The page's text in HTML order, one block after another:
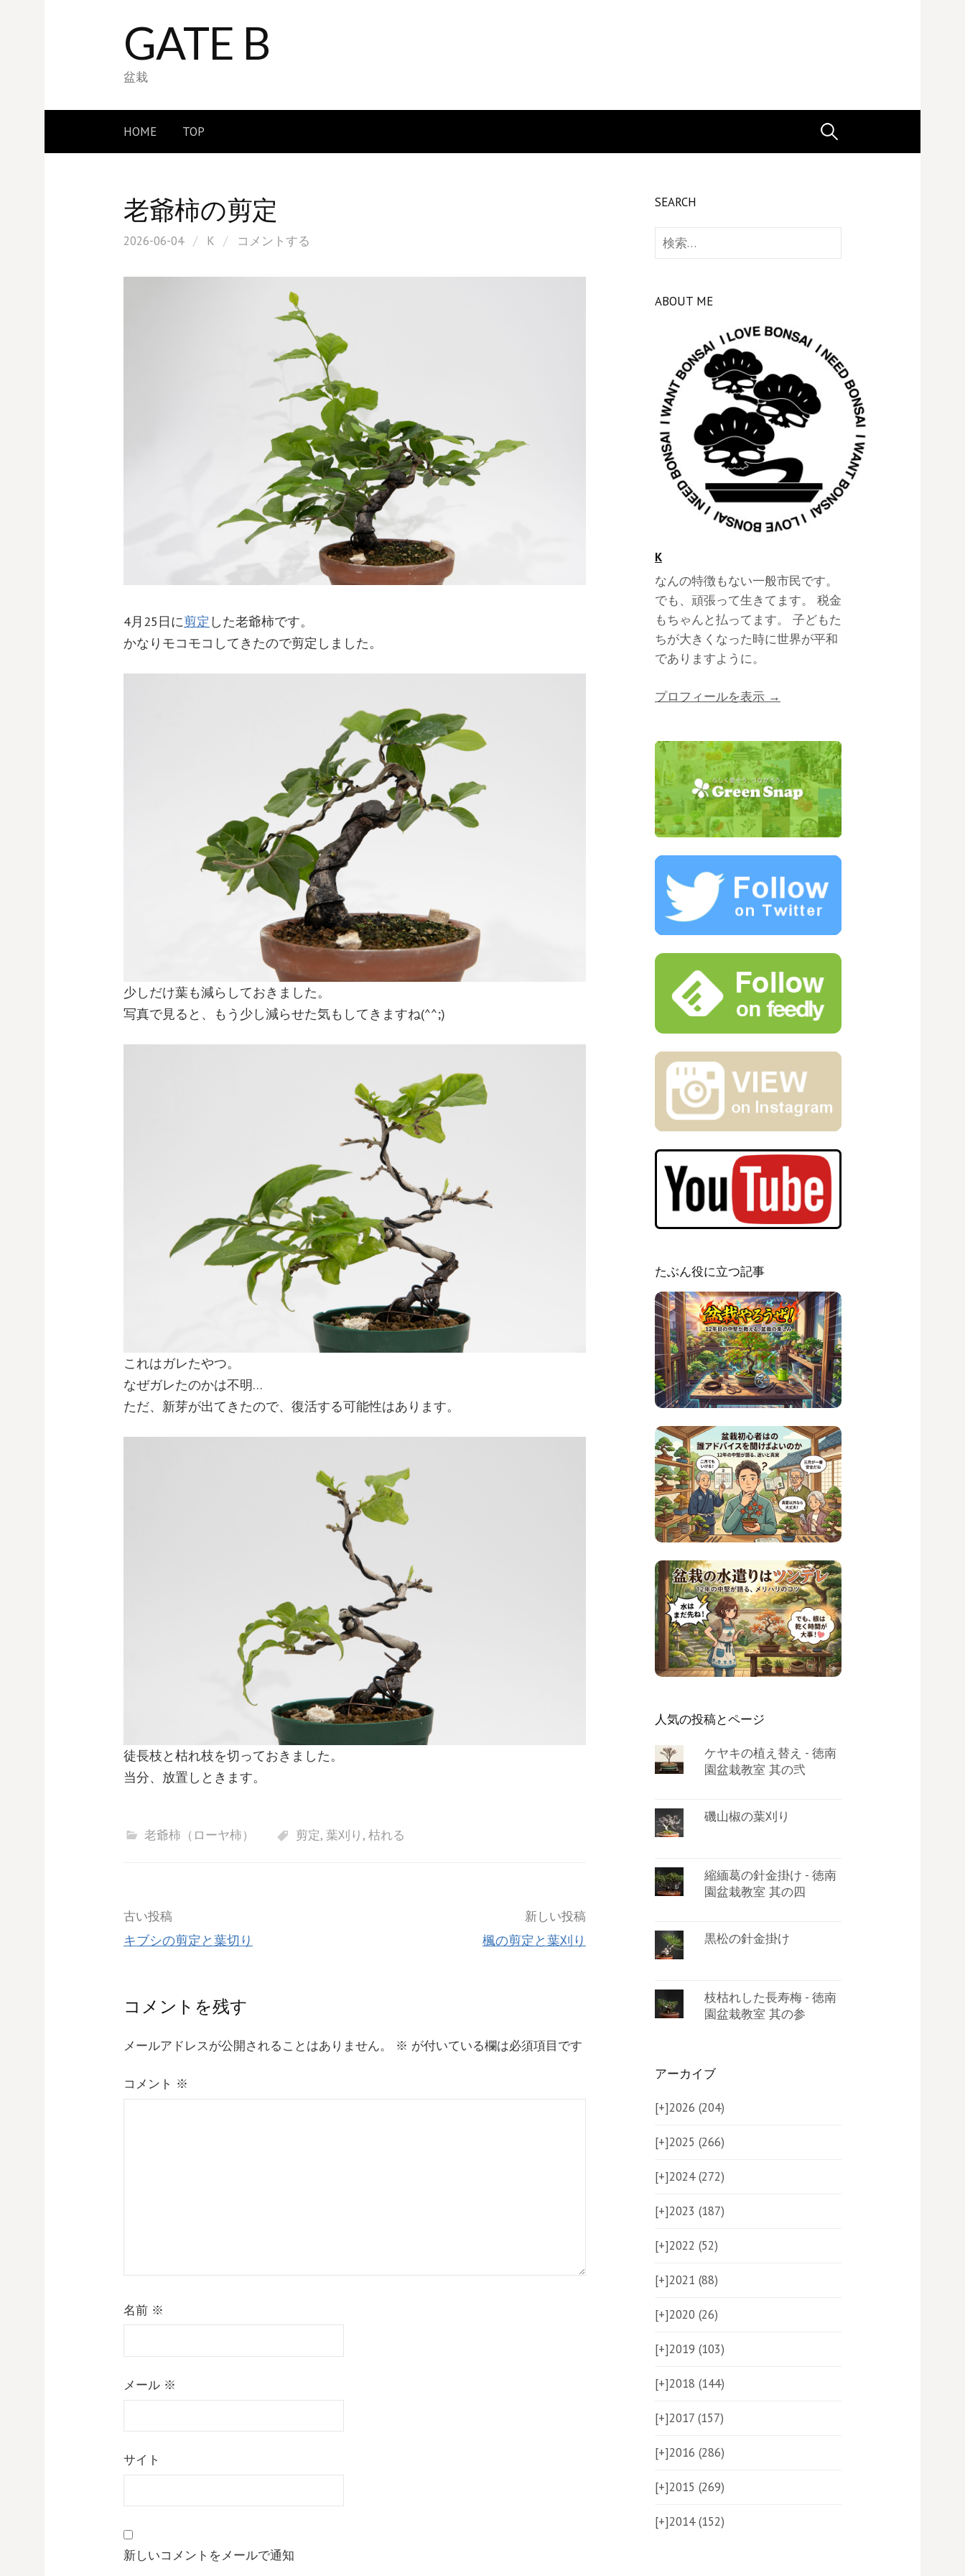
GATE B
盆栽
HOME TOP 検
老爺柿の剪定
2026-06-04 / K / コメントする
4月25日に剪定 した老爺柿です。
かなりモコモコしてきたので剪定しました。
少しだけ葉も減らしておきました。
写真で見ると、もう少し減らせた気もしてきますね(^^;)
これはガレたやつ。
なぜガレたのかは不明…
ただ、新芽が出てきたので、復活する可能性はあります。
徒長枝と枯れ枝を切っておきました。
当分、放置しときます。
老爺柿（ローヤ柿） 剪定, 葉刈り , 枯れる
投
ナ
ー
古い投稿
キブシの剪定と葉切り
新しい投稿
楓の剪定と葉刈り
コメントを残す
メールアドレスが公開されることはありません。 ※ が付いている欄は必須項目です
コメント ※
名前 ※
メール ※
サイト
新しいコメントをメールで通知
SEARCH
検
索:
ABOUT ME
K
なんの特徴もない一般市民です。
でも、頑張って生きてます。 税金
もちゃんと払ってます。 子どもた
ちが大きくなった時に世界が平和
でありますように。
プロフィールを表示 →
たぶん役に立つ記事
人気の投稿とページ
ケヤキの植え替え - 徳南
園盆栽教室 其の弐
磯山椒の葉刈り
縮緬葛の針金掛け - 徳南
園盆栽教室 其の四
黒松の針金掛け
枝枯れした長寿梅 - 徳南
園盆栽教室 其の参
アーカイブ
[+]2026 (204)
[+]2025 (266)
[+]2024 (272)
[+]2023 (187)
[+]2022 (52)
[+]2021 (88)
[+]2020 (26)
[+]2019 (103)
[+]2018 (144)
[+]2017 (157)
[+]2016 (286)
[+]2015 (269)
[+]2014 (152)